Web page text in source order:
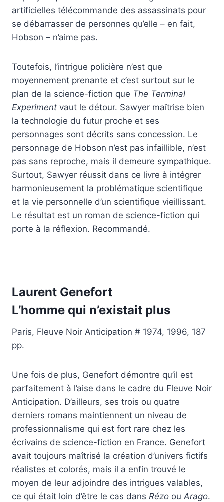
artificielles télécommande des assassinats pour
se débarrasser de personnes qu’elle – en fait,
Hobson – n’aime pas.
Toutefois, l’intrigue policière n’est que
moyennement prenante et c’est surtout sur le
plan de la science-fiction que The Terminal
Experiment vaut le détour. Sawyer maîtrise bien
la technologie du futur proche et ses
personnages sont décrits sans concession. Le
personnage de Hobson n’est pas infaillible, n’est
pas sans reproche, mais il demeure sympathique.
Surtout, Sawyer réussit dans ce livre à intégrer
harmonieusement la problématique scientifique
et la vie personnelle d’un scientifique vieillissant.
Le résultat est un roman de science-fiction qui
porte à la réflexion. Recommandé.
Laurent Genefort
L’homme qui n’existait plus
Paris, Fleuve Noir Anticipation # 1974, 1996, 187
pp.
Une fois de plus, Genefort démontre qu’il est
parfaitement à l’aise dans le cadre du Fleuve Noir
Anticipation. D’ailleurs, ses trois ou quatre
derniers romans maintiennent un niveau de
professionnalisme qui est fort rare chez les
écrivains de science-fiction en France. Genefort
avait toujours maîtrisé la création d’univers fictifs
réalistes et colorés, mais il a enfin trouvé le
moyen de leur adjoindre des intrigues valables,
ce qui était loin d’être le cas dans Rézo ou Arago.